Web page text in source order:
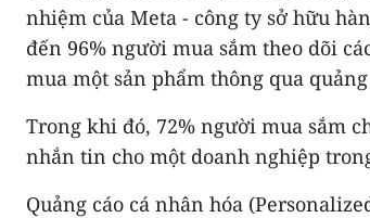
nhiệm của Meta - công ty sở hữu
đến 96% người mua sắm theo dõi
mua một sản phẩm thông qua
Trong khi đó, 72% người mua sắm
nhắn tin cho một doanh nghiệp
Quảng cáo cá nhân hóa